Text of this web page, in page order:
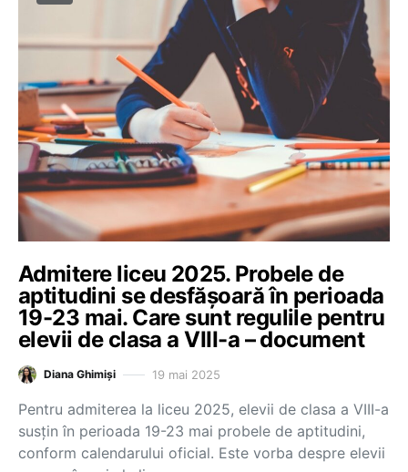
Admitere liceu 2025. Probele de
aptitudini se desfășoară în perioada
19-23 mai. Care sunt regulile pentru
elevii de clasa a VIII-a – document
Diana Ghimiși 19 mai 2025
Pentru admiterea la liceu 2025, elevii de clasa a VIII-a
susțin în perioada 19-23 mai probele de aptitudini,
conform calendarului oficial. Este vorba despre elevii